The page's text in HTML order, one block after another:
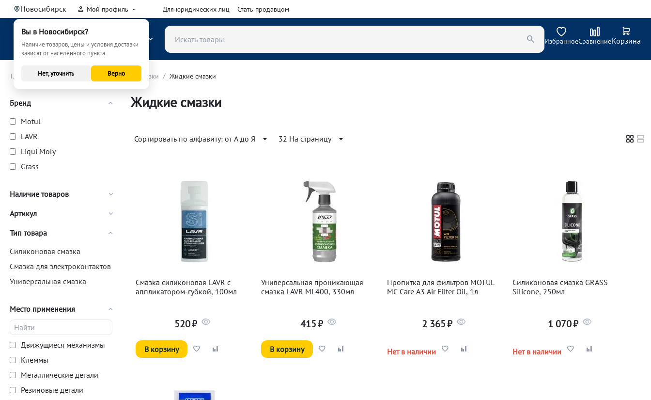
Новосибирск
Вы в Новосибирск?
Наличие товаров, цены и условия доставки
зависят от населенного пункта
Нет, уточнить Верно
Мой профиль Для юридических лиц Стать продавцом
ИзбранноеСравнениеКорзина
Главная / Расходные материалы (ТО) Смазки / Жидкие смазки
Бренд
Motul
LAVR
Liqui Moly
Grass
Наличие товаров
Артикул
Тип товара
Силиконовая смазка
Смазка для электроконтактов
Универсальная смазка
Место применения
Движущиеся механизмы
Клеммы
Металлические детали
Резиновые детали
Жидкие смазки
Сортировать по алфавиту: от А до Я 32 На страницу
Смазка силиконовая LAVR с
аппликатором-губкой, 100мл
520₽
В корзину
Универсальная проникающая
смазка LAVR ML400, 330мл
415₽
В корзину
Пропитка для фильтров MOTUL
MC Care A3 Air Filter Oil, 1л
2 365₽
Нет в наличии
Силиконовая смазка GRASS
Silicone, 250мл
1 070₽
Нет в наличии